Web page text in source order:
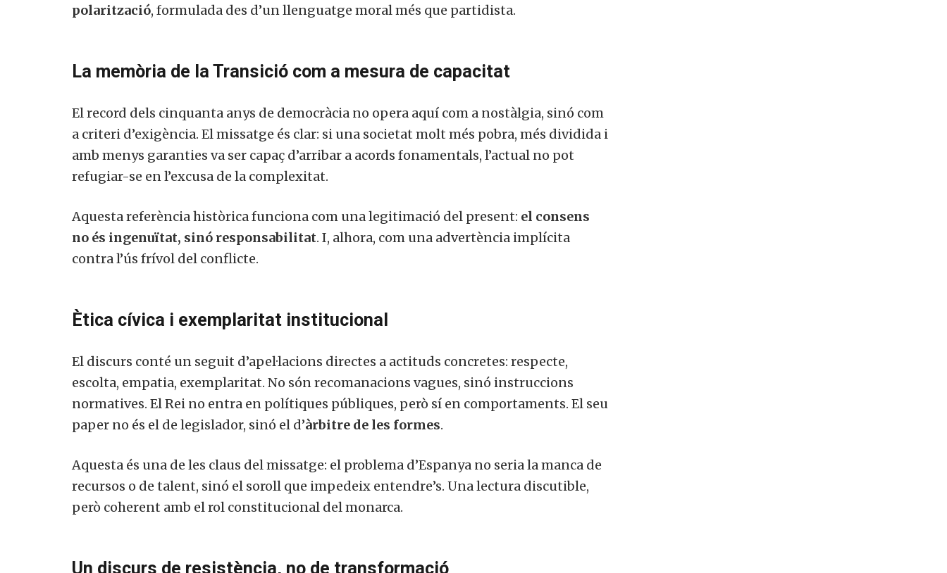
polarització, formulada des d’un llenguatge moral més que partidista.
La memòria de la Transició com a mesura de capacitat
El record dels cinquanta anys de democràcia no opera aquí com a nostàlgia, sinó com
a criteri d’exigència. El missatge és clar: si una societat molt més pobra, més dividida i
amb menys garanties va ser capaç d’arribar a acords fonamentals, l’actual no pot
refugiar-se en l’excusa de la complexitat.
Aquesta referència històrica funciona com una legitimació del present: el consens
no és ingenuïtat, sinó responsabilitat. I, alhora, com una advertència implícita
contra l’ús frívol del conflicte.
Ètica cívica i exemplaritat institucional
El discurs conté un seguit d’apel·lacions directes a actituds concretes: respecte,
escolta, empatia, exemplaritat. No són recomanacions vagues, sinó instruccions
normatives. El Rei no entra en polítiques públiques, però sí en comportaments. El seu
paper no és el de legislador, sinó el d’àrbitre de les formes.
Aquesta és una de les claus del missatge: el problema d’Espanya no seria la manca de
recursos o de talent, sinó el soroll que impedeix entendre’s. Una lectura discutible,
però coherent amb el rol constitucional del monarca.
Un discurs de resistència, no de transformació